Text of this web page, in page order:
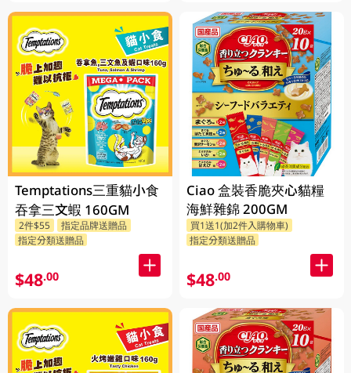
Temptations三重貓小食
吞拿三文蝦 160GM
2件$55
指定品牌送贈品
指定分類送贈品
$48.00
Ciao 盒裝香脆夾心貓糧
海鮮雜錦 200GM
買1送1(加2件入購物車)
指定分類送贈品
$48.00